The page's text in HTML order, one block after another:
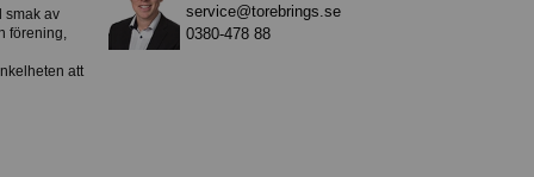
smak av
förening,
att
service@torebrings.se
0380-478 88